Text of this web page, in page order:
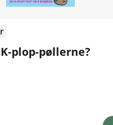
plop-pøllerne?